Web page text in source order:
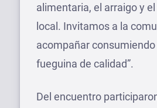
alimentaria, el arraigo y
local. Invitamos a la
acompañar
fueguina de calidad”.
Del encuentro